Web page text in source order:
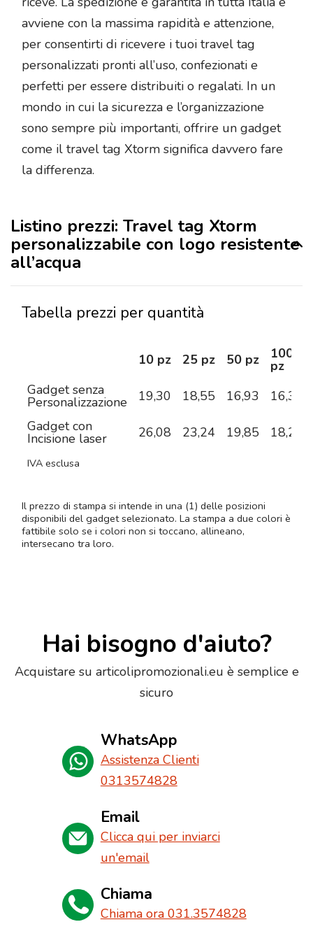
avviene con la massima rapidità e attenzione,
per consentirti di ricevere i tuoi travel tag
personalizzati pronti all’uso, confezionati e
perfetti per essere distribuiti o regalati. In un
mondo in cui la sicurezza e l’organizzazione
sono sempre più importanti, offrire un gadget
come il travel tag Xtorm significa davvero fare
la differenza.
Listino prezzi: Travel tag Xtorm
personalizzabile con logo resistente
all’acqua
Tabella prezzi per quantità
10 pz 25 pz 50 pz 100
pz
Gadget senza
Personalizzazione 19,30 18,55 16,93
16,31
Gadget con
Incisione laser 26,08 23,24 19,85 18,26
IVA esclusa
Il prezzo di stampa si intende in una (1) delle posizioni
disponibili del gadget selezionato. La stampa a due colori è
fattibile solo se i colori non si toccano, allineano,
intersecano tra loro.
Hai bisogno d'aiuto?
Acquistare su articolipromozionali.eu è semplice e
sicuro
WhatsApp
Assistenza Clienti
0313574828
Email
Clicca qui per inviarci
un'email
Chiama
Chiama ora 031.3574828